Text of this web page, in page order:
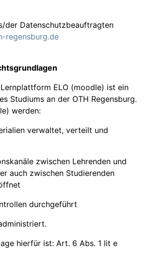
der Datenschutzbeauftragten
regensburg.de
ELO (moodle) ist ein
Studiums an der OTH Regensburg.
werden:
verwaltet, verteilt und
zwischen Lehrenden und
auch zwischen Studierenden
durchgeführt
hierfür ist: Art. 6 Abs. 1 lit e